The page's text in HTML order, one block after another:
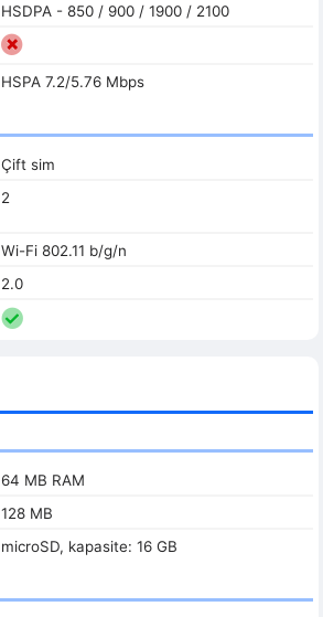
HSDPA - 850 / 900 / 1900 / 2100
HSPA 7.2/5.76 Mbps
Çift sim
2
Wi-Fi 802.11 b/g/n
2.0
64 MB RAM
128 MB
microSD, kapasite: 16 GB